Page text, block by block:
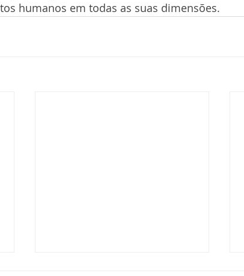
humanos em todas as suas dimensões.